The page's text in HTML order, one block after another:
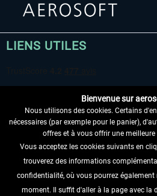
LIENS UTILES
RENONCER AU CONTRAT ICI
INFORMATIONS
Bienvenue sur
Nous utilisons des cookies. Certains
nécessaires (par exemple pour le panier),
offres et à vous offrir une meilleure
Vous acceptez les cookies suivants en
trouverez des informations
confidentialité, où vous pourrez
moment. Il suffit d'aller à la page avec la